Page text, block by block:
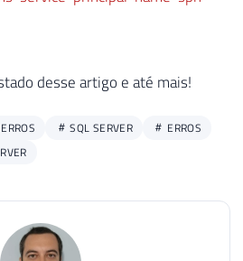
desse artigo e até mais!
ERROS SQL SERVER
ERROS